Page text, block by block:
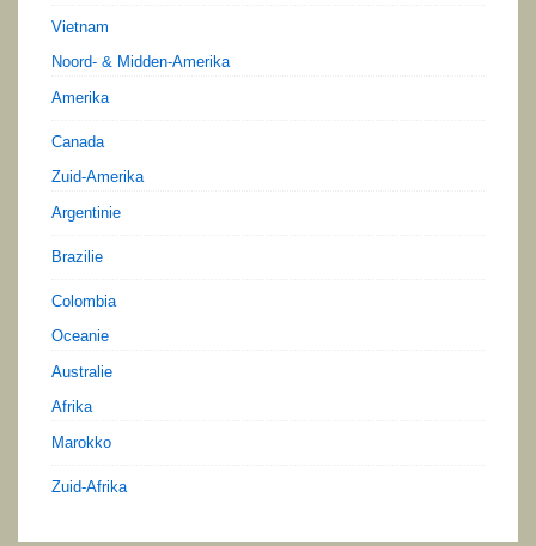
Vietnam
Noord- & Midden-Amerika
Amerika
Canada
Zuid-Amerika
Argentinie
Brazilie
Colombia
Oceanie
Australie
Afrika
Marokko
Zuid-Afrika